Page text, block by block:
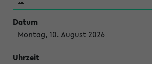
Montag, 10. August 2026